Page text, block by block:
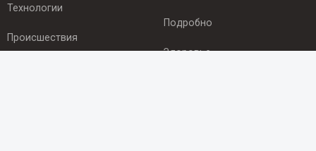
Технологии
Происшествия
Подробно
Здоровье